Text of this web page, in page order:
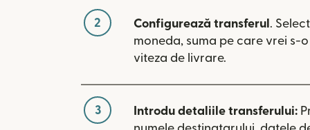
2 Configurează transferul .
moneda, suma pe care vrei s-
viteza de livrare.
3 Introdu detaliile transferului: